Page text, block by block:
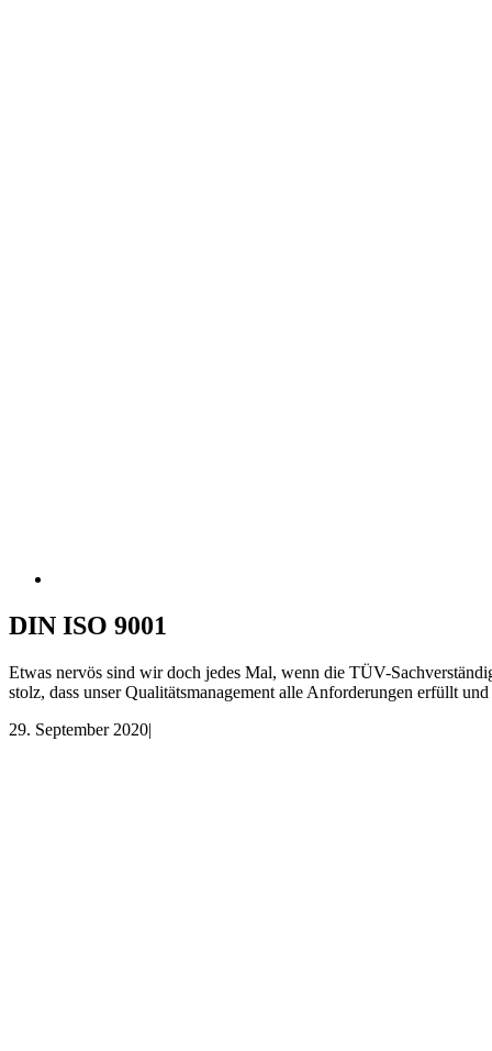
DIN ISO 9001
Etwas nervös sind wir doch jedes Mal, wenn die TÜV-
stolz, dass unser Qualitätsmanagement alle Anforderungen erfüllt
29. September 2020|